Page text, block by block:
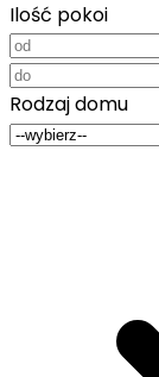
Ilość pokoi
Rodzaj domu